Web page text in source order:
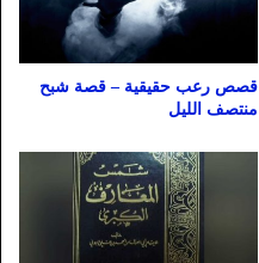
قصص رعب حقيقية – قصة شبح
منتصف الليل